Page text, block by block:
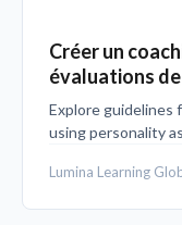
Créer un
évaluations
Explore guidelines
using personality
Lumina Learning